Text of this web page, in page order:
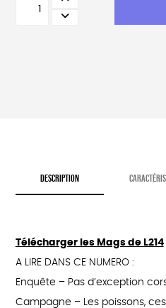
DESCRIPTION
Télécharger les Mags de L214
A LIRE DANS CE NUMERO :
Enquête – Pas d’exception
Campagne – Les poissons,